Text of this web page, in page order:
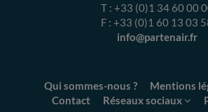
T : +33 (0)1 34 60 00
F : +33 (0)1 60 13 03
info@partenair.fr
Qui sommes-nous ? Mentions
Contact
Réseaux sociaux